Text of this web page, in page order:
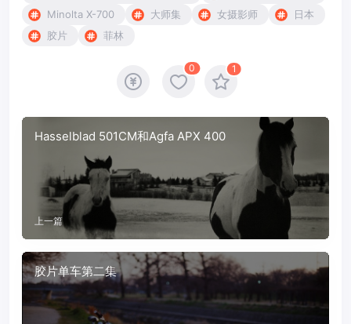
Minolta X-700
大师集 女摄影师
日本
胶片
菲林
0 1
Hasselblad 501CM和Agfa APX 400
上一篇
胶片单车第二集